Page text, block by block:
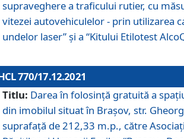
supraveghere a traficului rutier, cu
vitezei autovehiculelor - prin utilizarea
undelor laser” și a “Kitului Etilotest
770/17.12.2021
Titlu: Darea în folosinţă gratuită a
din imobilul situat în Braşov, str.
suprafaţă de 212,33 m.p., către